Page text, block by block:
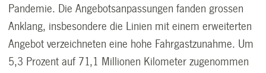
Pandemie. Die Angebotsanpassungen fanden grossen
Anklang, insbesondere die Linien mit einem erweiterten
Angebot verzeichneten eine hohe Fahrgastzunahme. Um
5,3 Prozent auf 71,1 Millionen Kilometer zugenommen